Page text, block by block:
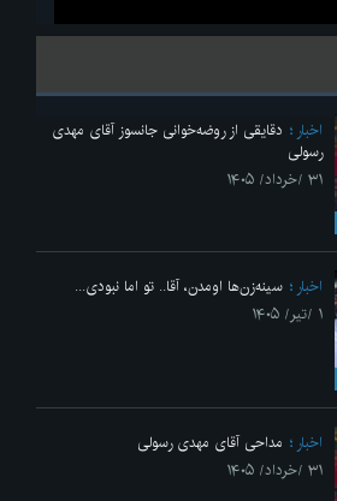
اربعین امام حسین(ع) در مراسم عزاداری هیئات
اخبار
دقایقی از روضه‌خوانی جانسوز آقای مهدی
رسولی
۳۱ /خرداد/ ۱۴۰۵
اخبار
سینه‌زن‌ها اومدن،‌ آقا.. تو اما نبودی...
۱ /تیر/ ۱۴۰۵
اخبار
مداحی آقای مهدی رسولی
۳۱ /خرداد/ ۱۴۰۵